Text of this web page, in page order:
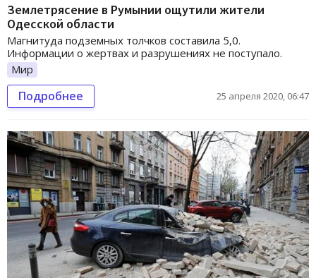
Землетрясение в Румынии ощутили жители
Одесской области
Магнитуда подземных толчков составила 5,0.
Информации о жертвах и разрушениях не поступало.
Мир
Подробнее 25 апреля 2020, 06:47